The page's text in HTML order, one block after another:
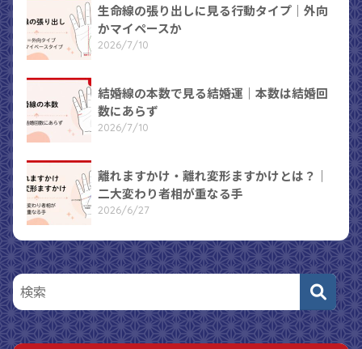
生命線の張り出しに見る行動タイプ｜外向
かマイペースか
2026/7/10
結婚線の本数で見る結婚運｜本数は結婚回
数にあらず
2026/7/10
離れますかけ・離れ変形ますかけとは？｜
二大変わり者相が重なる手
2026/6/27